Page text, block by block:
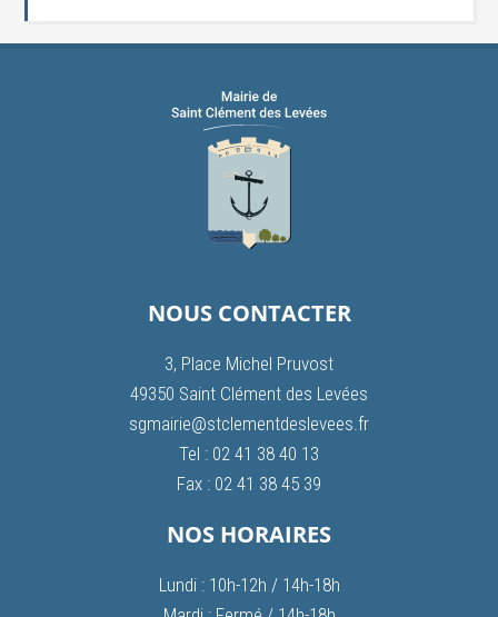
NOUS CONTACTER
3, Place Michel Pruvost
49350 Saint Clément des Levées
sgmairie@stclementdeslevees.fr
Tel : 02 41 38 40 13
Fax : 02 41 38 45 39
NOS HORAIRES
Lundi : 10h-12h / 14h-18h